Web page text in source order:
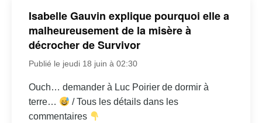
Isabelle Gauvin explique pourquoi elle a
malheureusement de la misère à
décrocher de Survivor
Publié le jeudi 18 juin à 02:30
Ouch… demander à Luc Poirier de dormir à
terre…
/ Tous les détails dans les
commentaires